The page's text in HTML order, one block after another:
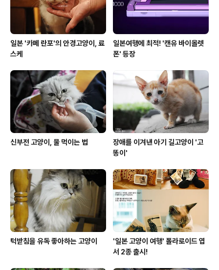
일본 '카페 란포'의 안경고양이, 료
스케
일본여행에 최적! '캔유 바이올렛
폰' 등장
신부전 고양이, 물 먹이는 법
장애를 이겨낸 아기 길고양이 '고
똥이'
턱받침을 유독 좋아하는 고양이
'일본 고양이 여행' 폴라로이드 엽
서 2종 출시!